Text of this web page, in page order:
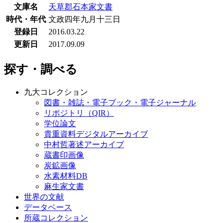
文庫名
天草郡石本家文書
時代・年代 文政四年九月十三日
登録日
2016.03.22
更新日
2017.09.09
探す・調べる
九大コレクション
図書・雑誌・電子ブック・電子ジャーナル
リポジトリ（QIR）
学位論文
貴重資料デジタルアーカイブ
中村哲著述アーカイブ
蔵書印画像
炭鉱画像
水素材料DB
麻生家文書
世界の文献
データベース
所蔵コレクション